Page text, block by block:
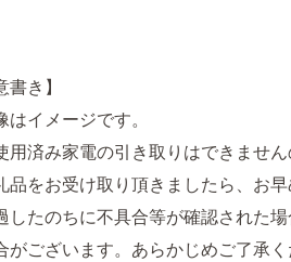
書き】
はイメージです。
用済み家電の引き取りはできませ
品をお受け取り頂きましたら、お
したのちに不具合等が確認された
がございます。あらかじめご了承く